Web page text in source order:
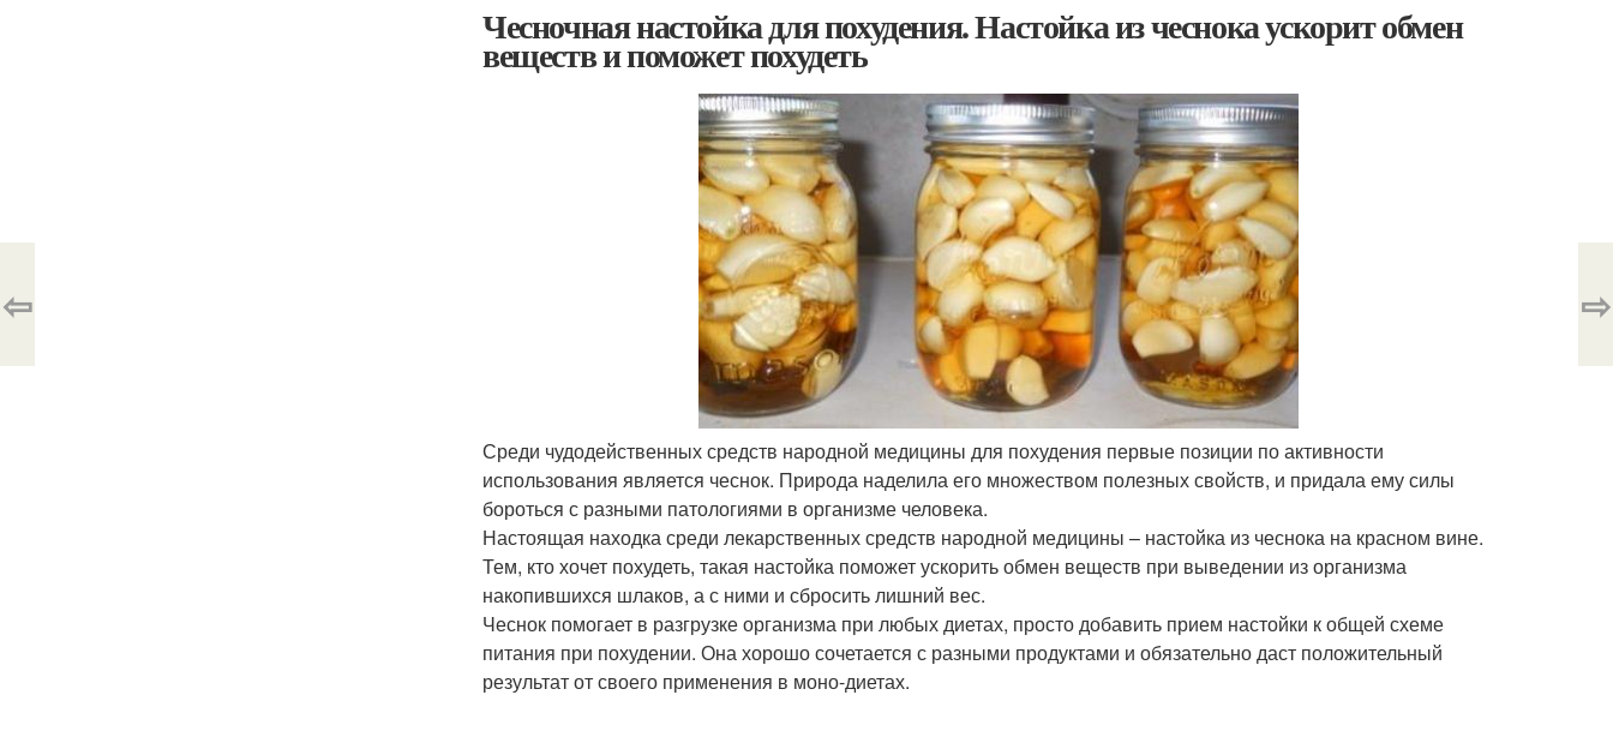
Чесночная настойка для похудения. Настойка из чеснока ускорит обмен
веществ и поможет похудеть
Среди чудодейственных средств народной медицины для похудения первые позиции по активности
использования является чеснок. Природа наделила его множеством полезных свойств, и придала ему силы
бороться с разными патологиями в организме человека.
Настоящая находка среди лекарственных средств народной медицины – настойка из чеснока на красном вине.
Тем, кто хочет похудеть, такая настойка поможет ускорить обмен веществ при выведении из организма
накопившихся шлаков, а с ними и сбросить лишний вес.
Чеснок помогает в разгрузке организма при любых диетах, просто добавить прием настойки к общей схеме
питания при похудении. Она хорошо сочетается с разными продуктами и обязательно даст положительный
результат от своего применения в моно-диетах.
⇦ ⇨